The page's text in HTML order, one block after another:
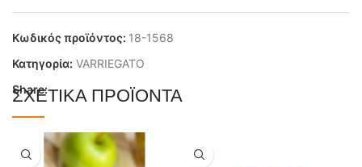
Κωδικός προϊόντος: 18-1568
Κατηγορία: VARRIEGATO
Share:
ΣΧΕΤΙΚΆ ΠΡΟΪΌΝΤΑ